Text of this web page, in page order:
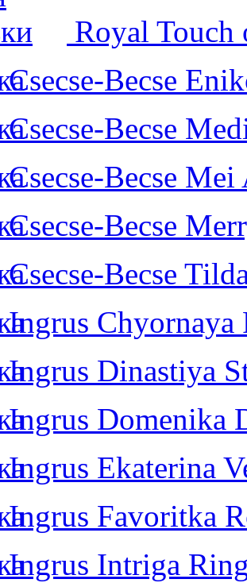
Royal Touch
Csecse-Becse
Csecse-Becse
Csecse-Becse Mei
Csecse-Becse
Csecse-Becse
Ingrus Chyornaya
Ingrus Dinastiya
Ingrus Domenika
Ingrus Ekaterina
Ingrus Favoritka
Ingrus Intriga